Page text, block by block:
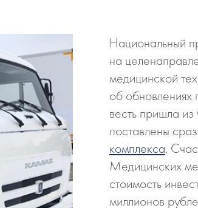
Национальный
на
медицинской
об обновлениях
весть пришла
поставлены
комплекса.
Медицинских
стоимость
миллионов